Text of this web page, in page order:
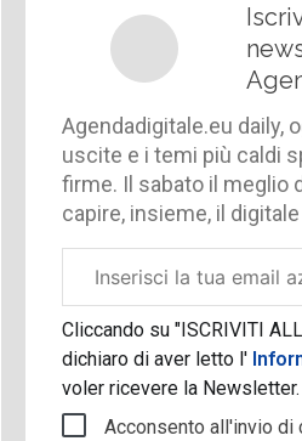
Agendadigitale.eu daily,
uscite e i temi più caldi
firme. Il sabato il meglio
capire, insieme, il
aziendale
Cliccando su "ISCRIVITI
dichiaro di aver letto l'
voler ricevere la Newsletter.
Acconsento all'invio di